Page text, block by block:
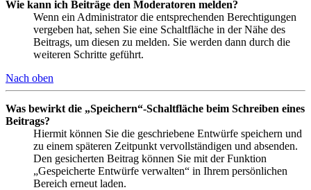
Wie kann ich Beiträge den Moderatoren melden?
Wenn ein Administrator die entsprechenden Berechtigungen
vergeben hat, sehen Sie eine Schaltfläche in der Nähe des
Beitrags, um diesen zu melden. Sie werden dann durch die
weiteren Schritte geführt.
Nach oben
Was bewirkt die „Speichern“-Schaltfläche beim Schreiben eines
Beitrags?
Hiermit können Sie die geschriebene Entwürfe speichern und
zu einem späteren Zeitpunkt vervollständigen und absenden.
Den gesicherten Beitrag können Sie mit der Funktion
„Gespeicherte Entwürfe verwalten“ in Ihrem persönlichen
Bereich erneut laden.